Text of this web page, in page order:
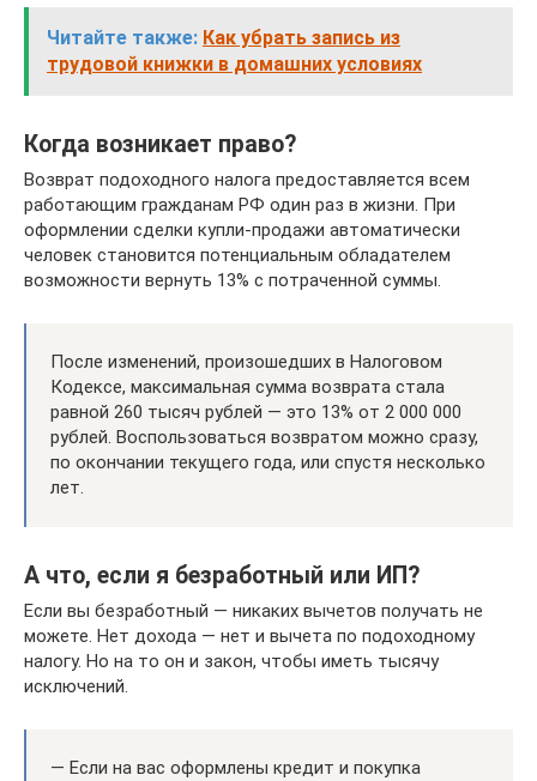
Читайте также: Как убрать запись из
трудовой книжки в домашних условиях
Когда возникает право?
Возврат подоходного налога предоставляется всем
работающим гражданам РФ один раз в жизни. При
оформлении сделки купли-продажи автоматически
человек становится потенциальным обладателем
возможности вернуть 13% с потраченной суммы.
После изменений, произошедших в Налоговом
Кодексе, максимальная сумма возврата стала
равной 260 тысяч рублей — это 13% от 2 000 000
рублей. Воспользоваться возвратом можно сразу,
по окончании текущего года, или спустя несколько
лет.
А что, если я безработный или ИП?
Если вы безработный — никаких вычетов получать не
можете. Нет дохода — нет и вычета по подоходному
налогу. Но на то он и закон, чтобы иметь тысячу
исключений.
— Если на вас оформлены кредит и покупка